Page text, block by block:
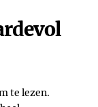
te lezen.